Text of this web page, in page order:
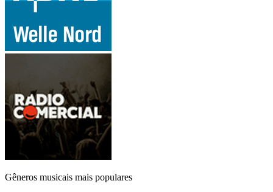
Gêneros musicais mais populares